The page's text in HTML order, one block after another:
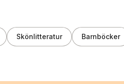
Skönlitteratur Barnböcker